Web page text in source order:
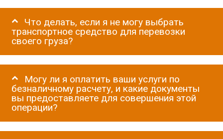
Что делать, если я не могу выбрать
транспортное средство для перевозки
своего груза?
Могу ли я оплатить ваши услуги по
безналичному расчету, и какие документы
вы предоставляете для совершения этой
операции?